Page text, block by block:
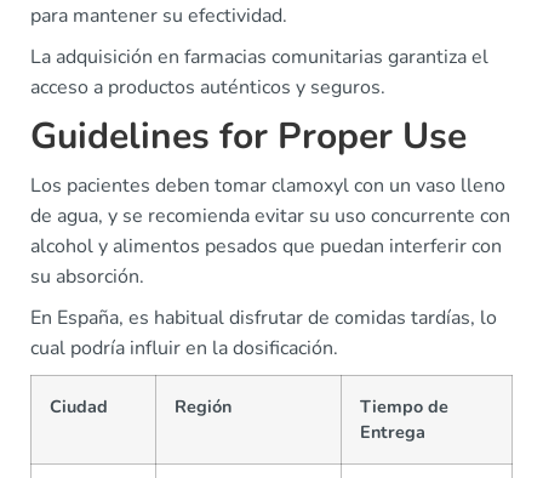
para mantener su efectividad.
La adquisición en farmacias comunitarias garantiza el
acceso a productos auténticos y seguros.
Guidelines for Proper Use
Los pacientes deben tomar clamoxyl con un vaso lleno
de agua, y se recomienda evitar su uso concurrente con
alcohol y alimentos pesados que puedan interferir con
su absorción.
En España, es habitual disfrutar de comidas tardías, lo
cual podría influir en la dosificación.
Ciudad Región
Tiempo de
Entrega